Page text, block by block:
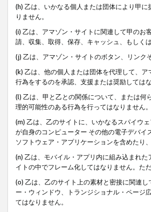
(h) 乙は、いかなる個人または団体により甲
りません。
(i) 乙は、アマゾン・サイトに関連して甲のお
請、収集、取得、保存、キャッシュ、もしく
(j) 乙は、アマゾン・サイトのボタン、リンク
(k) 乙は、他の個人または団体を代理して、
行為をするのを承認、支援または奨励してはな
(l) 乙は、甲と乙との関係について、または何
理的可能性のある行為を行ってはなりません。
(m) 乙は、乙のサイトに、いかなるスパイウ
が自身のコンピューター その他の電子デバ
ソフトウェア・アプリケーションを含めたり
(n) 乙は、モバイル・アプリ内に組み込まれ
イトの中でフレーム化してはなりません。た
(o) 乙は、乙のサイト上の素材と密接に関連
ー・ウィンドウ、トランジショナル・ページ
てはなりません。